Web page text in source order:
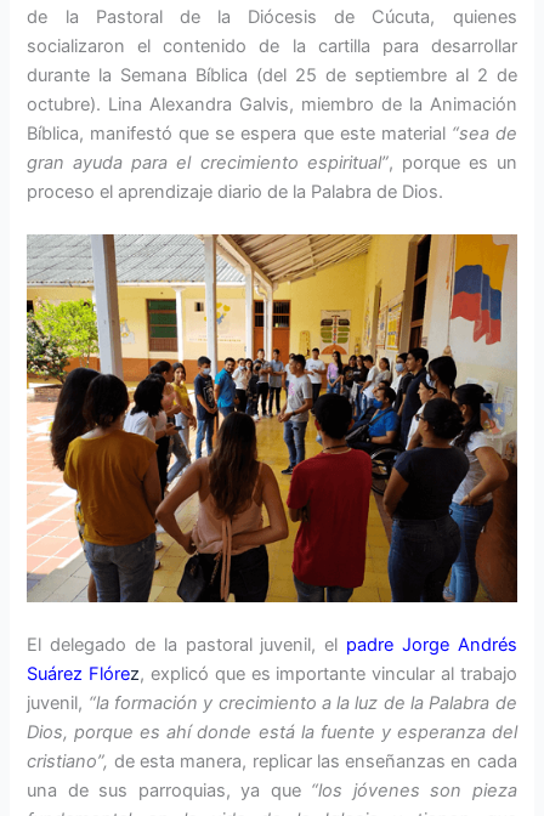
de la Pastoral de la Diócesis de Cúcuta, quienes
socializaron el contenido de la cartilla para desarrollar
durante la Semana Bíblica (del 25 de septiembre al 2 de
octubre). Lina Alexandra Galvis, miembro de la Animación
Bíblica, manifestó que se espera que este material “sea de
gran ayuda para el crecimiento espiritual”, porque es un
proceso el aprendizaje diario de la Palabra de Dios.
El delegado de la pastoral juvenil, el padre Jorge Andrés
Suárez Flórez, explicó que es importante vincular al trabajo
juvenil, “la formación y crecimiento a la luz de la Palabra de
Dios, porque es ahí donde está la fuente y esperanza del
cristiano”, de esta manera, replicar las enseñanzas en cada
una de sus parroquias, ya que “los jóvenes son pieza